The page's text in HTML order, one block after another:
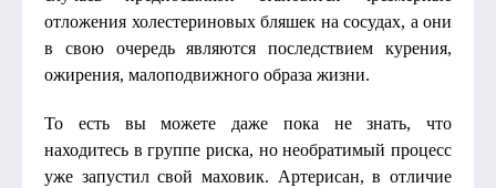
отложения холестериновых бляшек на сосудах, а они
в свою очередь являются последствием курения,
ожирения, малоподвижного образа жизни.
То есть вы можете даже пока не знать, что
находитесь в группе риска, но необратимый процесс
уже запустил свой маховик. Артерисан, в отличие